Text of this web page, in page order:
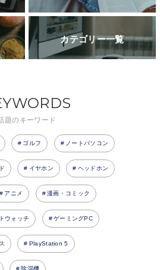
カテゴリー一覧
題のキーワード
ゴルフ ノートパソコン
イヤホン ヘッドホン
アニメ 漫画・コミック
ウォッチ ゲーミングPC
PlayStation 5
除湿機